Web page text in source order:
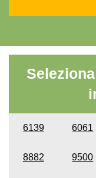
6139 6061
8882 9500